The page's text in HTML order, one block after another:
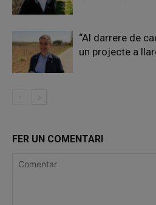
“Al darrere de
un projecte a
FER UN COMENTARI